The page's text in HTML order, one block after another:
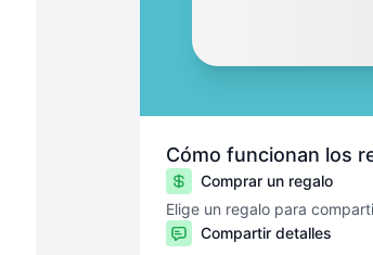
Cómo funcionan los
Comprar un regalo
Elige un regalo para
Compartir detalles